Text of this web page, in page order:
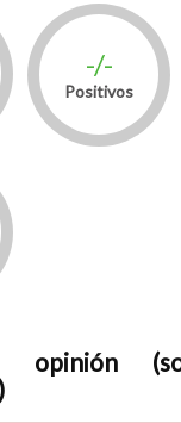
-/-
Positivos
opinión